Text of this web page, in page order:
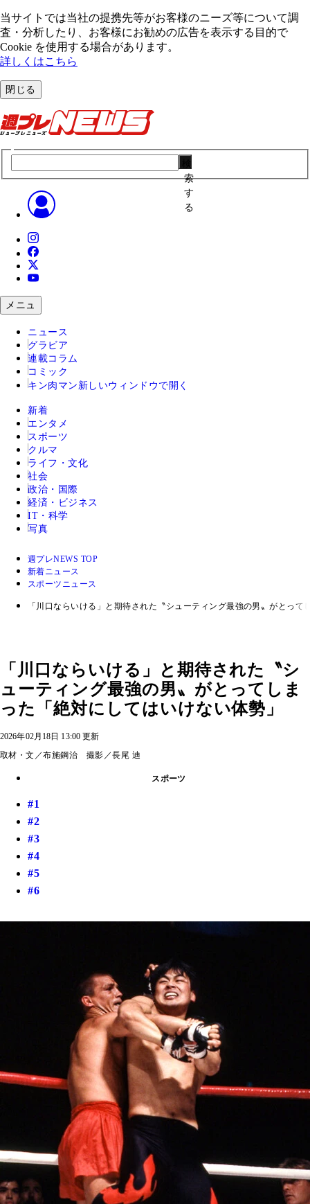
当サイトでは当社の提携先等がお客様のニーズ等について調
査・分析したり、お客様にお勧めの広告を表⽰する⽬的で
Cookie を使⽤する場合があります。
詳しくはこちら
閉じる
索
す
る
メニュ
ニュース
グラビア
連載コラム
コミック
キン肉マン 新しいウィンドウで開く
新着
エンタメ
スポーツ
クルマ
ライフ・文化
社会
政治・国際
経済・ビジネス
IT・科学
写真
週プレNEWS TOP
新着ニュース
スポーツニュース
「川口ならいける」と期待された〝シューティング最強の男〟がとっ
「川口ならいける」と期待された〝シ
ューティング最強の男〟がとってしま
った「絶対にしてはいけない体勢」
2026年02月18日 13:00 更新
取材・文／布施鋼治 撮影／長尾 迪
スポーツ
#1
#2
#3
#4
#5
#6